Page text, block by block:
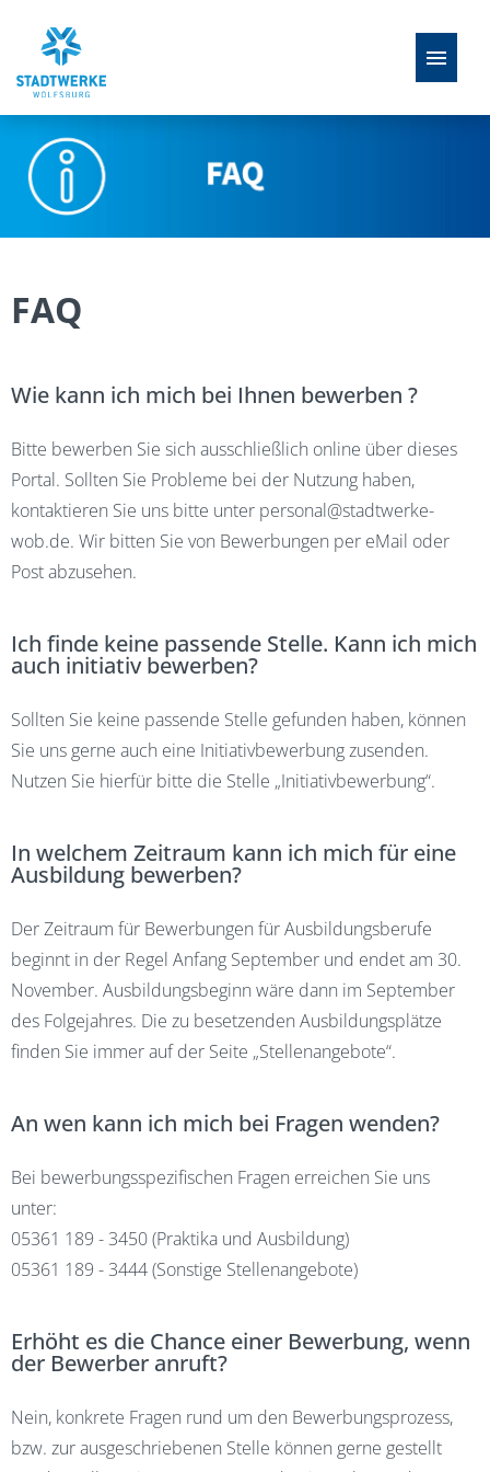
Stellenangebote
Ausbildung
Perspektiven
FAQ
Wie kann ich mich bei Ihnen bewerben ?
Bitte bewerben Sie sich ausschließlich online über dieses
Portal. Sollten Sie Probleme bei der Nutzung haben,
kontaktieren Sie uns bitte unter personal@stadtwerke-
wob.de. Wir bitten Sie von Bewerbungen per eMail oder
Post abzusehen.
Ich finde keine passende Stelle. Kann ich mich
auch initiativ bewerben?
Sollten Sie keine passende Stelle gefunden haben, können
Sie uns gerne auch eine Initiativbewerbung zusenden.
Nutzen Sie hierfür bitte die Stelle „Initiativbewerbung“.
In welchem Zeitraum kann ich mich für eine
Ausbildung bewerben?
Der Zeitraum für Bewerbungen für Ausbildungsberufe
beginnt in der Regel Anfang September und endet am 30.
November. Ausbildungsbeginn wäre dann im September
des Folgejahres. Die zu besetzenden Ausbildungsplätze
finden Sie immer auf der Seite „Stellenangebote“.
An wen kann ich mich bei Fragen wenden?
Bei bewerbungsspezifischen Fragen erreichen Sie uns
unter:
05361 189 - 3450 (Praktika und Ausbildung)
05361 189 - 3444 (Sonstige Stellenangebote)
Erhöht es die Chance einer Bewerbung, wenn
der Bewerber anruft?
Nein, konkrete Fragen rund um den Bewerbungsprozess,
bzw. zur ausgeschriebenen Stelle können gerne gestellt